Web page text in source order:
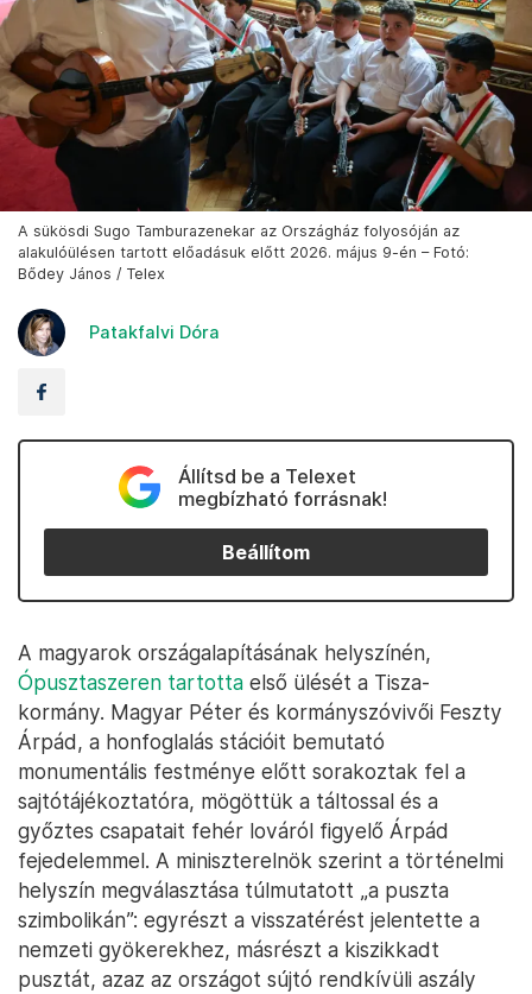
A sükösdi Sugo Tamburazenekar az Országház folyosóján az
alakulóülésen tartott előadásuk előtt 2026. május 9-én – Fotó:
Bődey János / Telex
Patakfalvi Dóra
Állítsd be a Telexet
megbízható forrásnak!
Beállítom
A magyarok országalapításának helyszínén,
Ópusztaszeren tartotta első ülését a Tisza-
kormány. Magyar Péter és kormányszóvivői Feszty
Árpád, a honfoglalás stációit bemutató
monumentális festménye előtt sorakoztak fel a
sajtótájékoztatóra, mögöttük a táltossal és a
győztes csapatait fehér lováról figyelő Árpád
fejedelemmel. A miniszterelnök szerint a történelmi
helyszín megválasztása túlmutatott „a puszta
szimbolikán”: egyrészt a visszatérést jelentette a
nemzeti gyökerekhez, másrészt a kiszikkadt
pusztát, azaz az országot sújtó rendkívüli aszály